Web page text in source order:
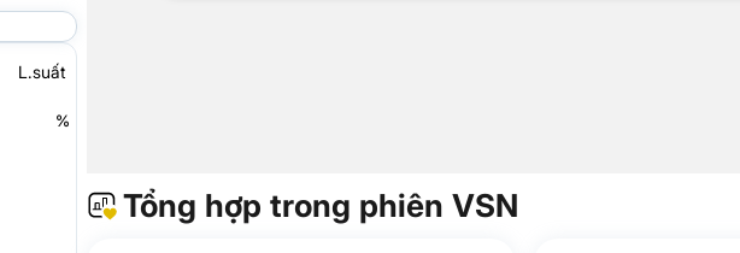
L.suất
%
Tổng hợp trong phiên VSN